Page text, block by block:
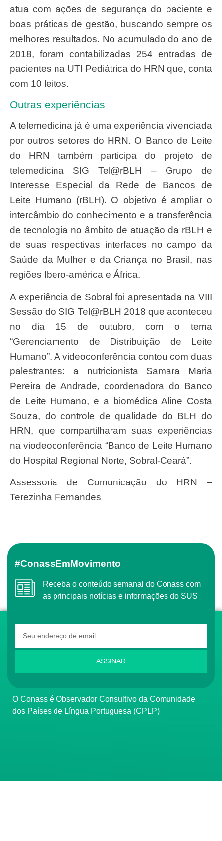
atua com ações de segurança do paciente e
boas práticas de gestão, buscando sempre os
melhores resultados. No acumulado do ano de
2018, foram contabilizadas 254 entradas de
pacientes na UTI Pediátrica do HRN que, conta
com 10 leitos.
Outras experiências
A telemedicina já é uma experiência vivenciada
por outros setores do HRN. O Banco de Leite
do HRN também participa do projeto de
telemedicina SIG Tel@rBLH – Grupo de
Interesse Especial da Rede de Bancos de
Leite Humano (rBLH). O objetivo é ampliar o
intercâmbio do conhecimento e a transferência
de tecnologia no âmbito de atuação da rBLH e
de suas respectivas interfaces no campo da
Saúde da Mulher e da Criança no Brasil, nas
regiões Ibero-américa e África.
A experiência de Sobral foi apresentada na VIII
Sessão do SIG Tel@rBLH 2018 que aconteceu
no dia 15 de outubro, com o tema
“Gerenciamento de Distribuição de Leite
Humano”. A videoconferência contou com duas
palestrantes: a nutricionista Samara Maria
Pereira de Andrade, coordenadora do Banco
de Leite Humano, e a biomédica Aline Costa
Souza, do controle de qualidade do BLH do
HRN, que compartilharam suas experiências
na viodeoconferência “Banco de Leite Humano
do Hospital Regional Norte, Sobral-Ceará”.
Assessoria de Comunicação do HRN –
Terezinha Fernandes
#ConassEmMovimento
Receba o conteúdo semanal do Conass com
as principais notícias e informações do SUS
ASSINAR
O Conass é Observador Consultivo da Comunidade
dos Países de Língua Portuguesa (CPLP)